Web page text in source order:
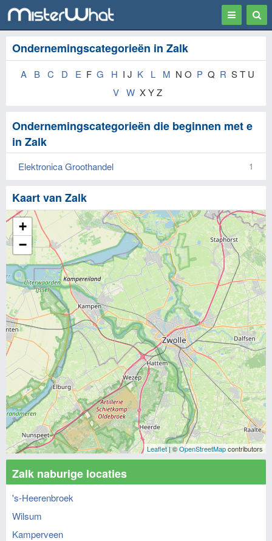
Toggle
Ondernemingscategorieën in Zalk
A B C D E F G H I J K L M N O P Q R S T U
V W X Y Z
Ondernemingscategorieën die beginnen met e
in Zalk
Elektronica Groothandel 1
Kaart van Zalk
+
−
Leaflet | ©OpenStreetMapcontributors
Zalk naburige locaties
's-Heerenbroek
Wilsum
Kamperveen